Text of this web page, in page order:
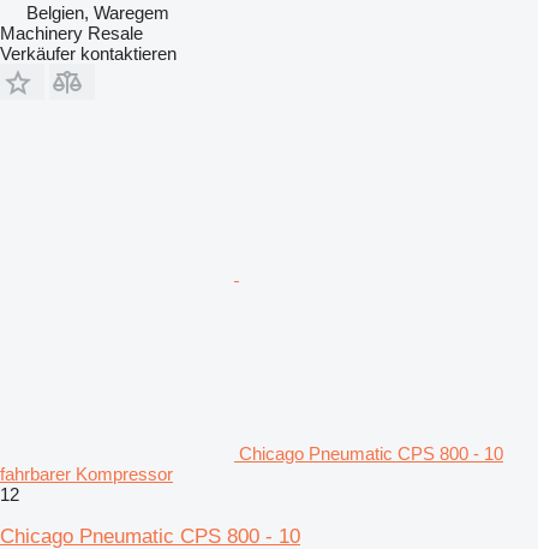
Belgien, Waregem
Machinery Resale
Verkäufer kontaktieren
Chicago Pneumatic CPS 800 - 10
fahrbarer Kompressor
12
Chicago Pneumatic CPS 800 - 10